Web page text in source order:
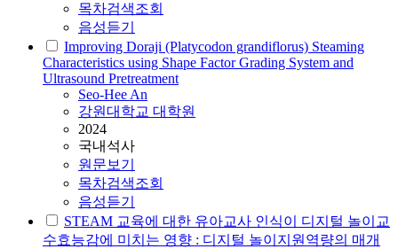
목차검색조회
음성듣기
Improving Doraji (Platycodon grandiflorus) Steaming
Characteristics using Shape Factor Grading System and
Ultrasound Pretreatment
Seo-Hee An
강원대학교 대학원
2024
국내석사
원문보기
목차검색조회
음성듣기
STEAM 교육에 대한 유아교사 인식이 디지털 놀이교
수효능감에 미치는 영향 : 디지털 놀이지원역량의 매개